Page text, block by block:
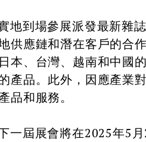
到場參展派發最新雜
供應鏈和潛在客戶的合
本、台灣、越南和中國
產品。此外，因應產業
品和服務。
屆展會將在2025年5月